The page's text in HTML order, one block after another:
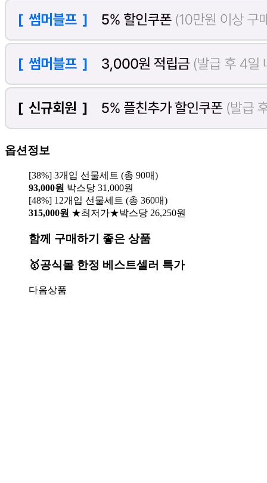
옵션정보
[38%] 3개입 선물세트 (총 90매)
93,000원 박스당 31,000원
[48%] 12개입 선물세트 (총 360매)
315,000원 ★최저가★박스당 26,250원
함께 구매하기 좋은 상품
🥇공식몰 한정 베스트셀러 특가
다음상품